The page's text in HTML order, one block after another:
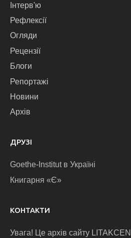
Інтерв'ю
Рефлексії
Огляди
Рецензії
Блоги
Репортажі
Новини
Архів
ДРУЗІ
Goethe-Institut в Україні
Книгарня «Є»
КОНТАКТИ
Увага! Це архів сайту